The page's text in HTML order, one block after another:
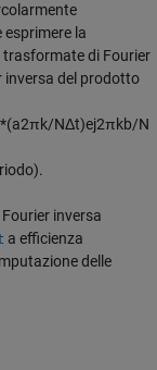
esprimere la
di Fourier
inversa del prodotto
*(a2πk/NΔt)ej2πkb/N
inversa
a efficienza
delle